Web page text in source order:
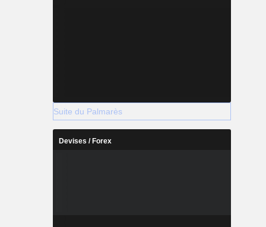
Suite du Palmarès
Devises / Forex